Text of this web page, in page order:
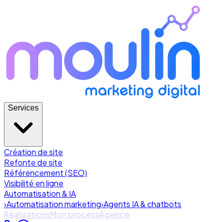
Services
Création de site
Refonte de site
Référencement (SEO)
Visibilité en ligne
Automatisation & IA
›Automatisation marketing›Agents IA & chatbots
RéalisationsMon processAgence